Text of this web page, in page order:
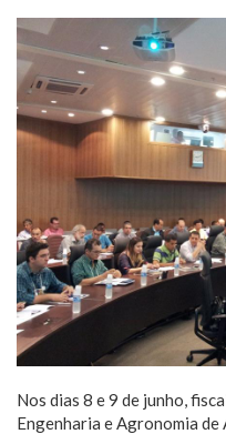
Nos dias 8 e 9 de junho,
Engenharia e Agronomia